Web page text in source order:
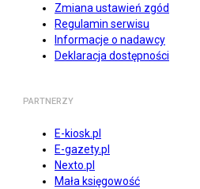
Zmiana ustawień zgód
Regulamin serwisu
Informacje o nadawcy
Deklaracja dostępności
PARTNERZY
E-kiosk.pl
E-gazety.pl
Nexto.pl
Mała księgowość